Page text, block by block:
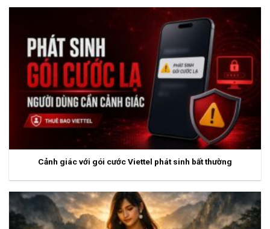
Cảnh giác với gói cước Viettel phát sinh bất thường